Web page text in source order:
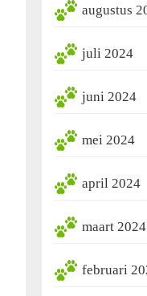
augustus
juli 2024
juni 2024
mei 2024
april 2024
maart 2024
februari